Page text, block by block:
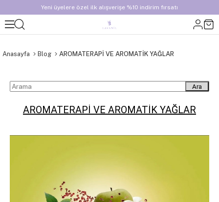
Yeni üyelere özel ilk alışverişe %10 indirim fırsatı
Anasayfa Blog AROMATERAPİ VE AROMATİK YAĞLAR
Ara
AROMATERAPİ VE AROMATİK YAĞLAR